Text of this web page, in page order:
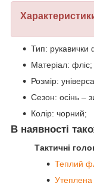
Тип: рукавички
Матеріал: фліс;
Розмір:
Сезон: осінь –
Колір: чорний;
В наявності
Тактичні
Теплий